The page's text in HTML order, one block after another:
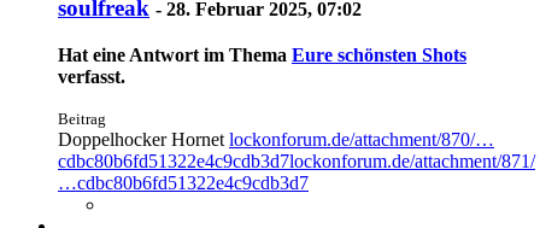
soulfreak - 28. Februar 2025, 07:02
Hat eine Antwort im Thema Eure schönsten Shots
verfasst.
Beitrag
Doppelhocker Hornet lockonforum.de/attachment/870/…
cdbc80b6fd51322e4c9cdb3d7lockonforum.de/attachment/871/
…cdbc80b6fd51322e4c9cdb3d7